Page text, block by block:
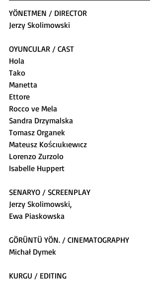
YÖNETMEN / DIRECTOR
Jerzy Skolimowski
OYUNCULAR / CAST
Hola
Tako
Marıetta
Ettore
Rocco ve Mela
Sandra Drzymalska
Tomasz Organek
Mateusz Koścıukıewıcz
Lorenzo Zurzolo
Isabelle Huppert
SENARYO / SCREENPLAY
Jerzy Skolimowski,
Ewa Piaskowska
GÖRÜNTÜ YÖN. / CINEMATOGRAPHY
Michał Dymek
KURGU / EDITING